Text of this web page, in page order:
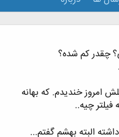
چقدر کم شده؟
امروز خندیدم. که بهانه
چیه..
البته بهشم گفتم...